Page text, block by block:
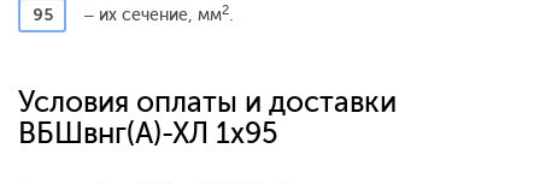
95 – их сечение, мм2.
Условия оплаты и доставки
ВБШвнг(А)-ХЛ 1х95